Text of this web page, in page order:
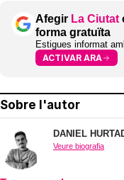
Afegir La Ciutat
forma gratuïta
Estigues informat
ACTIVAR ARA
Sobre l'autor
DANIEL
Veure biografia